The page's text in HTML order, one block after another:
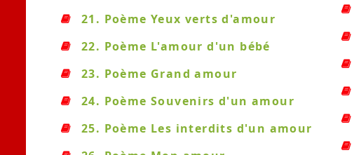
21. Poème Yeux verts d'amour
22. Poème L'amour d'un bébé
23. Poème Grand amour
24. Poème Souvenirs d'un amour
25. Poème Les interdits d'un amour